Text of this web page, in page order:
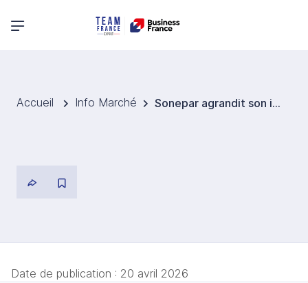
Menu principal
Accueil Info Marché Sonepar agrandit son installation photovoltaïque dans son centre logistique d’Örebro, en Suède.
Date de publication : 20 avril 2026